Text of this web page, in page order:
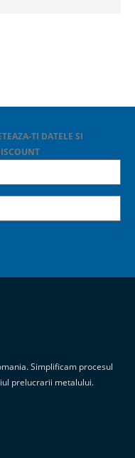
TI DATELE SI
Simplificam procesul
prelucrarii metalului.